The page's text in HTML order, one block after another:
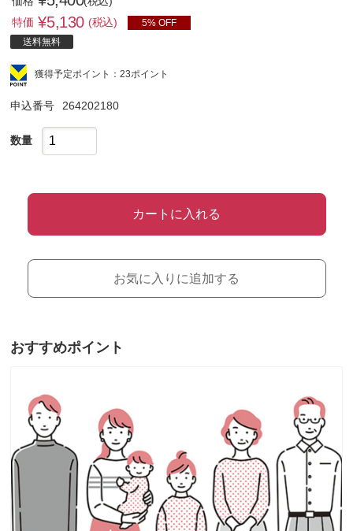
特価 ¥5,130 (税込)
5% OFF
送料無料
獲得予定ポイント：23ポイント
申込番号 264202180
数量
カートに入れる
お気に入りに追加する
おすすめポイント